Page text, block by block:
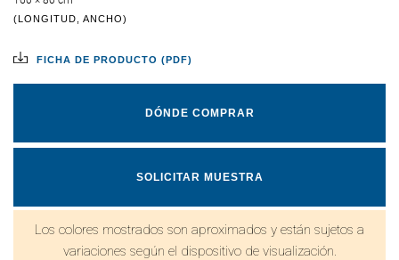
(LONGITUD, ANCHO)
FICHA DE PRODUCTO (PDF)
DÓNDE COMPRAR
SOLICITAR MUESTRA
Los colores mostrados son aproximados y están sujetos a
variaciones según el dispositivo de visualización.